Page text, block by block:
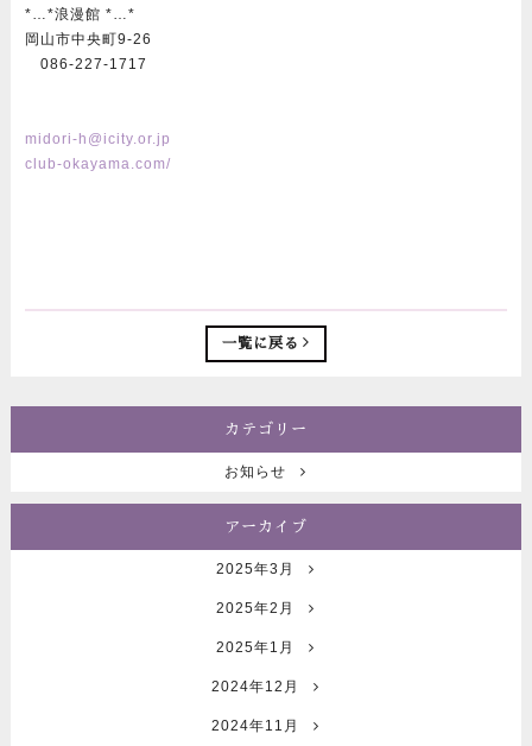
*…*浪漫館 *…*
岡山市中央町9-26
086-227-1717
midori-h@icity.or.jp
club-okayama.com/
一覧に戻る
カテゴリー
お知らせ
アーカイブ
2025年3月
2025年2月
2025年1月
2024年12月
2024年11月